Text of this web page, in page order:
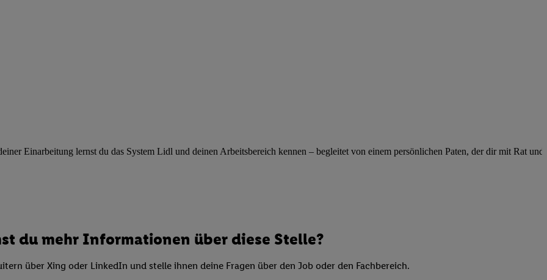
Einarbeitung lernst du das System Lidl und deinen Arbeitsbereich kennen – begleitet von einem persönlichen Paten, der dir mit Rat und
du mehr Informationen über diese Stelle?
über Xing oder LinkedIn und stelle ihnen deine Fragen über den Job oder den Fachbereich.
Inhalten, Abgleichung und Kombination von Daten aus unterschiedlichen Quellen,
Statistiken oder Kombinationen von Daten aus verschiedenen Quellen. Verwendung